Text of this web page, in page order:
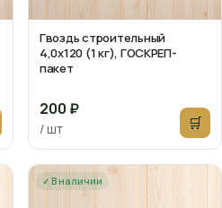
Гвоздь строительный
4,0х120 (1 кг), ГОСКРЕП-
пакет
200 ₽
/ шт 🛒
✓ В наличии